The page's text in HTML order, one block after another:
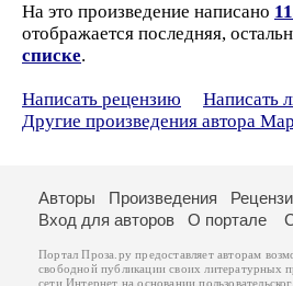
На это произведение написано
отображается последняя,
списке.
Написать рецензию
Написать
Другие произведения автора
Авторы Произведения
Вход для авторов
О портале
Портал Проза.ру предоставляет авторам
свободной публикации своих литературных
сети Интернет на основании